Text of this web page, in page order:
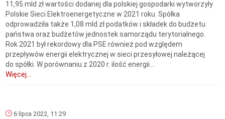
11,95 mld zł wartości dodanej dla polskiej gospodarki wytworzyły
Polskie Sieci Elektroenergetyczne w 2021 roku. Spółka
odprowadziła także 1,08 mld zł podatków i składek do budżetu
państwa oraz budżetów jednostek samorządu terytorialnego.
Rok 2021 był rekordowy dla PSE również pod względem
przepływów energii elektrycznej w sieci przesyłowej należącej
do spółki. W porównaniu z 2020 r. ilość energii...
Więcej...
6 lipca 2022, 11:29